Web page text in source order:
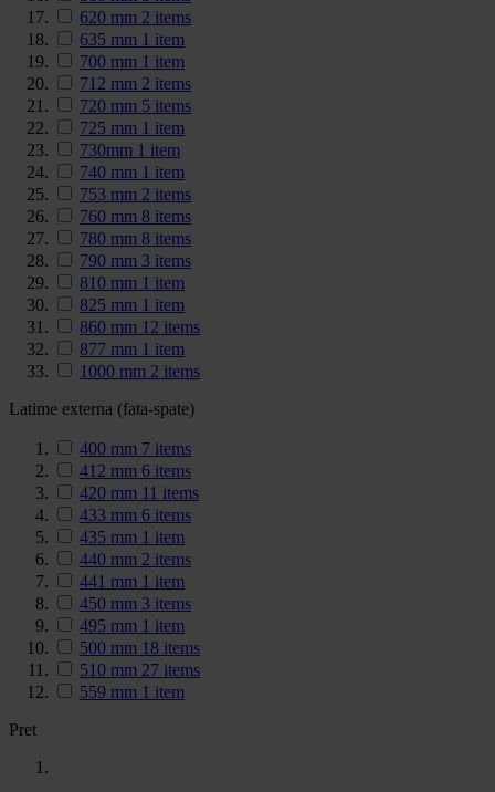
620 mm 2 items
635 mm 1 item
700 mm 1 item
712 mm 2 items
720 mm 5 items
725 mm 1 item
730mm 1 item
740 mm 1 item
753 mm 2 items
760 mm 8 items
780 mm 8 items
790 mm 3 items
810 mm 1 item
825 mm 1 item
860 mm 12 items
877 mm 1 item
1000 mm 2 items
Latime externa (fata-spate)
400 mm 7 items
412 mm 6 items
420 mm 11 items
433 mm 6 items
435 mm 1 item
440 mm 2 items
441 mm 1 item
450 mm 3 items
495 mm 1 item
500 mm 18 items
510 mm 27 items
559 mm 1 item
Pret